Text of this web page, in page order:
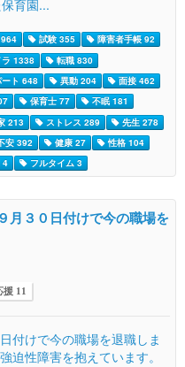
育園...
試験 355
障害者手帳 92
ラ 1338
転職 830
ート 648 異動 204
面接 462
保育士 77
不眠 181
213 ストレス 289
先生 278
安 392 健康 27
性格 104
4 フルタイム 3
月３０日付けで今の職場を
11
付けで今の職場を退職しま
迫性障害を抱えています。